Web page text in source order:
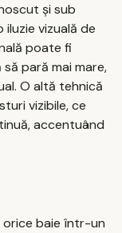
și sub
vizuală de
poate fi
pară mai mare,
O altă tehnică
vizibile, ce
accentuând
baie într-un